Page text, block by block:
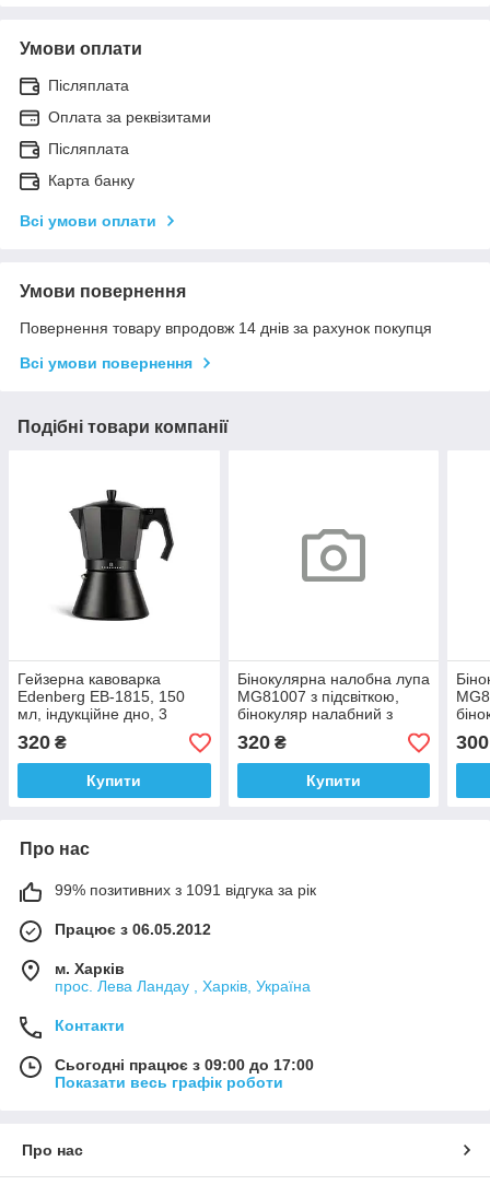
Умови оплати
Післяплата
Оплата за реквізитами
Післяплата
Карта банку
Всі умови оплати
Умови повернення
Повернення товару впродовж 14 днів за рахунок покупця
Всі умови повернення
Подібні товари компанії
Гейзерна кавоварка
Edenberg EB-1815, 150
мл, індукційне дно, 3
чашки
320 ₴
Купити
Бінокулярна налобна лупа
MG81007 з підсвіткою,
бінокуляр налабний з
підсвіткою, бінокуляри 8
кратного збільшення
320₴
Купити
300
Про нас
99% позитивних з 1091 відгука за рік
Працює з 06.05.2012
м. Харків
прос. Лева Ландау , Харків, Україна
Контакти
Сьогодні працює з 09:00 до 17:00
Показати весь графік роботи
Про нас